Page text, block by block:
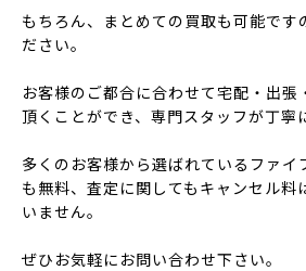
もちろん、まとめての買取も可能です
ださい。
お客様のご都合に合わせて宅配・出張
頂くことができ、専門スタッフが丁寧
多くのお客様から選ばれているファイ
も無料、査定に関してもキャンセル料
いません。
ぜひお気軽にお問い合わせ下さい。